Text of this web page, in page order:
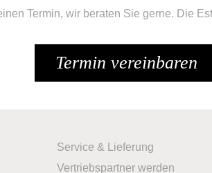
Termin, wir beraten Sie gerne. Die
Termin vereinbaren
Service & Lieferung
Vertriebspartner werden